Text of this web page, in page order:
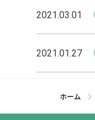
2021.03.01
2021.01.27
ホーム